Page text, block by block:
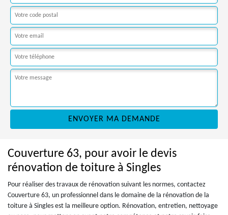
Couverture 63, pour avoir le devis
rénovation de toiture à Singles
Pour réaliser des travaux de rénovation suivant les normes, contactez
Couverture 63, un professionnel dans le domaine de la rénovation de la
toiture à Singles est la meilleure option. Rénovation, entretien, nettoyage